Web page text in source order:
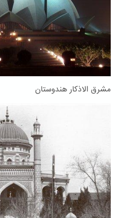
مشرق الاذکار هندوستان